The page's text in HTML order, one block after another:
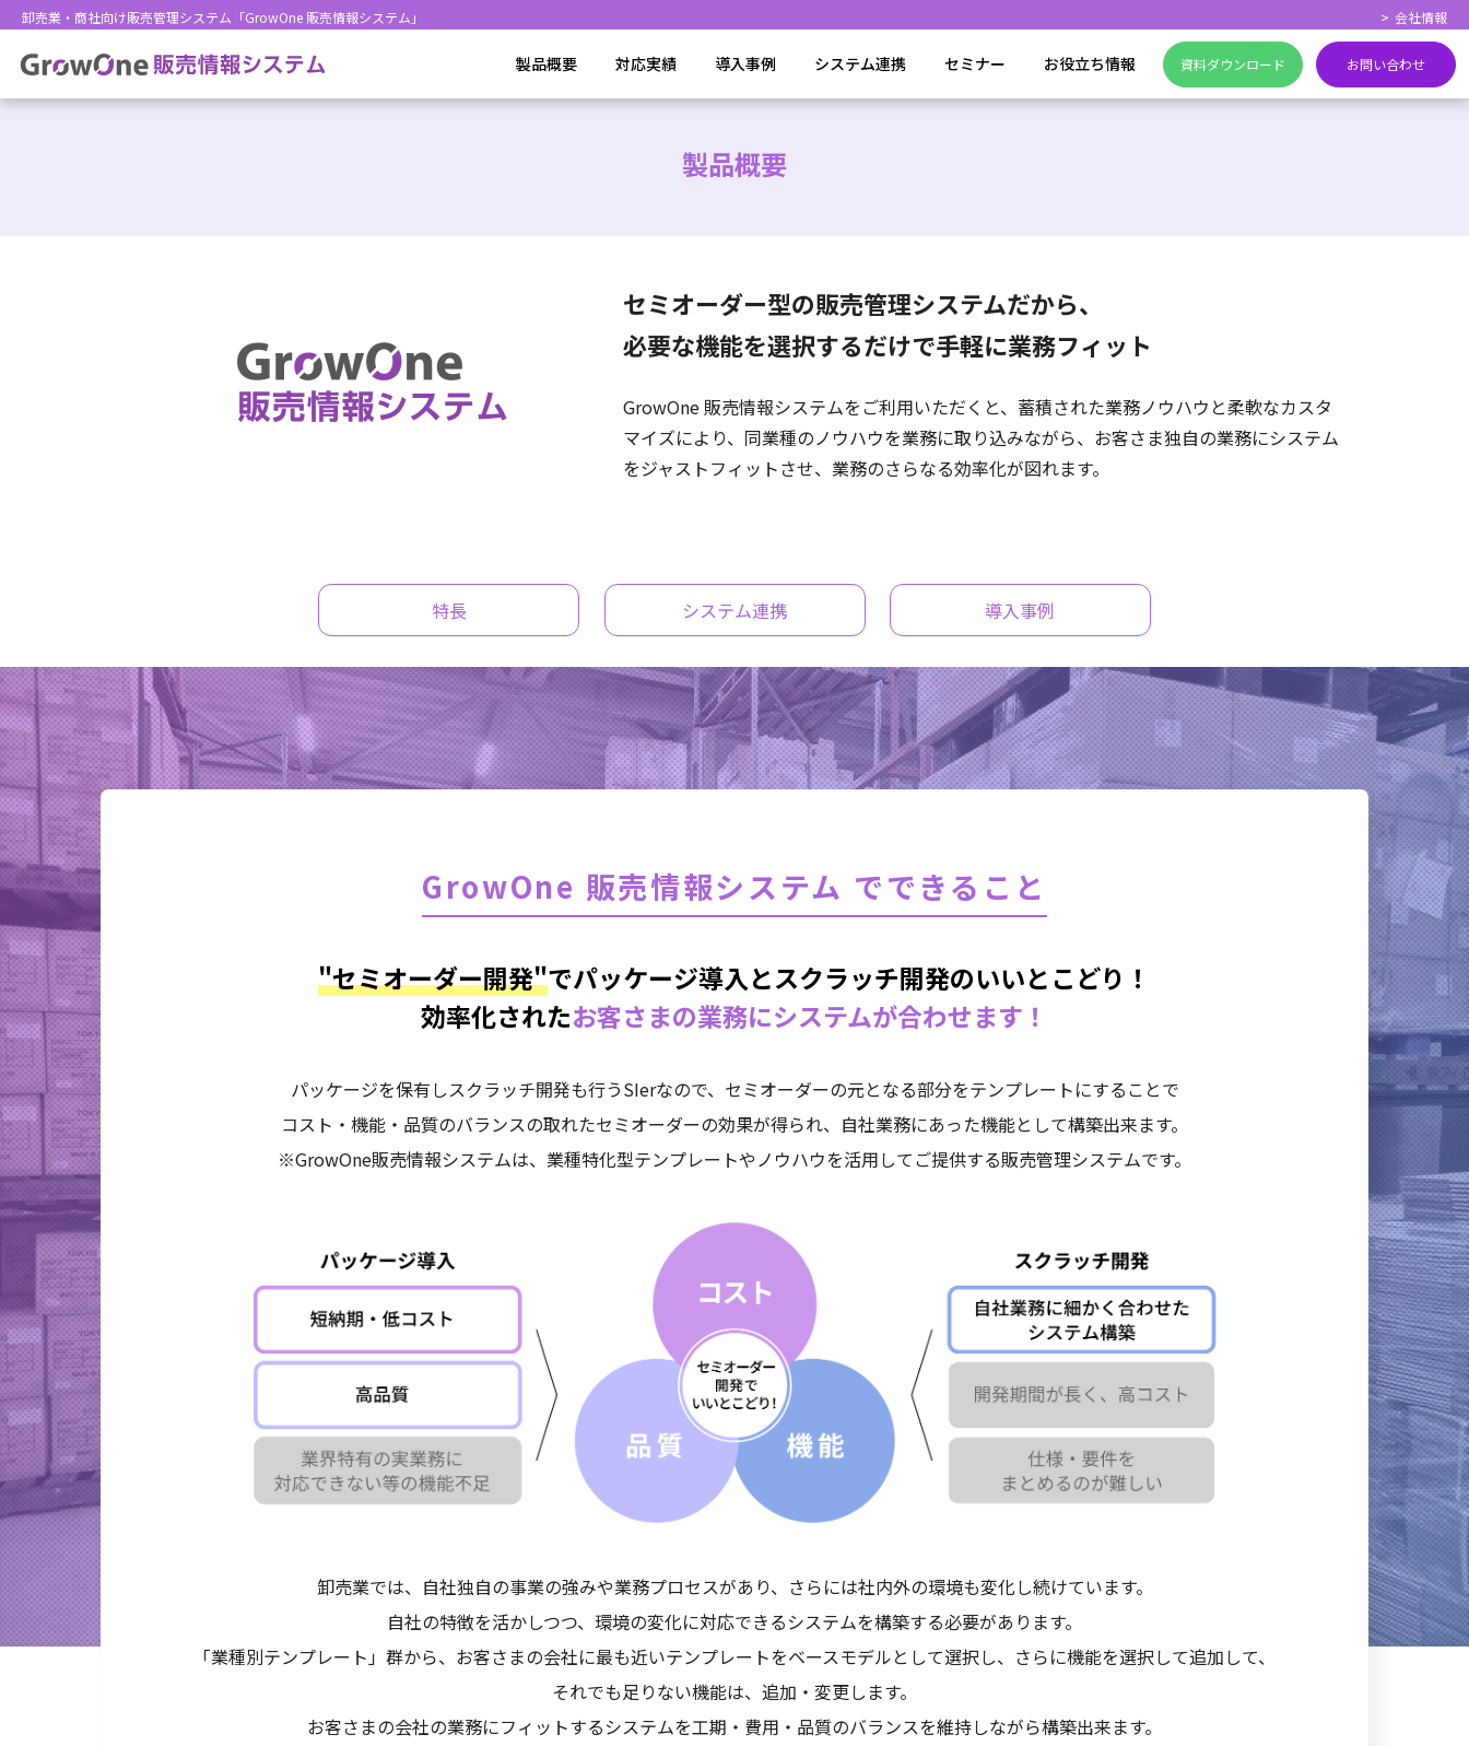
卸売業・商社向け販売管理システム「GrowOne 販売情報システム」 会社情報
製品概要 対応実績 導入事例 システム連携 セミナー お役立ち情報 資料ダウンロード お問い合わせ
製品概要
セミオーダー型の販売管理システムだから、
必要な機能を選択するだけで手軽に業務フィット
GrowOne 販売情報システムをご利用いただくと、蓄積された業務ノウハウと柔軟なカスタ
マイズにより、同業種のノウハウを業務に取り込みながら、お客さま独自の業務にシステム
をジャストフィットさせ、業務のさらなる効率化が図れます。
特長 システム連携 導入事例
GrowOne 販売情報システム でできること
"セミオーダー開発"でパッケージ導入とスクラッチ開発のいいとこどり！
効率化されたお客さまの業務にシステムが合わせます！
パッケージを保有しスクラッチ開発も行うSIerなので、セミオーダーの元となる部分をテンプレートにすることで
コスト ・ 機能 ・ 品質のバランスの取れたセミオーダーの効果が得られ、自社業務にあった機能として構築出来ます。
※GrowOne販売情報システムは、業種特化型テンプレートやノウハウを活用してご提供する販売管理システムです。
卸売業では、自社独自の事業の強みや業務プロセスがあり、さらには社内外の環境も変化し続けています。
自社の特徴を活かしつつ、環境の変化に対応できるシステムを構築する必要があります。
「業種別テンプレート」群から、お客さまの会社に最も近いテンプレートをベースモデルとして選択し、さらに機能を選択して追加して、
それでも足りない機能は、追加・変更します。
お客さまの会社の業務にフィットするシステムを工期・ 費用 ・ 品質のバランスを維持しながら構築出来ます。